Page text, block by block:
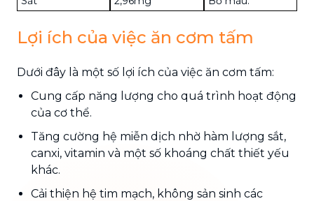
Lợi ích của việc ăn cơm tấm
Dưới đây là một số lợi ích của việc ăn cơm tấm:
Cung cấp năng lượng cho quá trình hoạt động
của cơ thể.
Tăng cường hệ miễn dịch nhờ hàm lượng sắt,
canxi, vitamin và một số khoáng chất thiết yếu
khác.
Cải thiện hệ tim mạch, không sản sinh các